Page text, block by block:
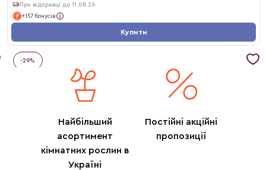
При відправці до 11.08.26
+157 бонусів
Купити
-29%
Найбільший
асортимент
кімнатних рослин в
Україні
Постійні акційні
пропозиції